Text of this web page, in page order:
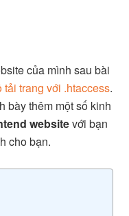
của mình sau bài
trang với .htaccess.
bày thêm một số kinh
websitevới bạn
cho bạn.